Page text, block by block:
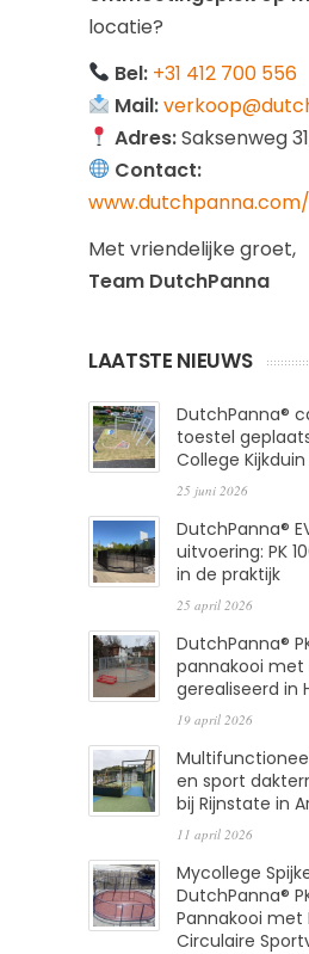
locatie?
Bel: +31 412 700 556
Mail:
Adres:Saksenweg
Contact:
Met vriendelijke groet,
Team DutchPanna
LAATSTE NIEUWS
DutchPanna®
toestel
College
25 juni 2026
DutchPanna®
uitvoering: PK
in de praktijk
25 april 2026
DutchPanna®
pannakooi met
gerealiseerd in
19 april 2026
en sport
bij Rijnstate in
11 april 2026
Mycollege
DutchPanna®
Pannakooi met
Circulaire